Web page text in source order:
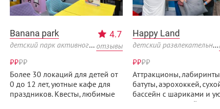
Banana park
детский парк активного отдыха
4.7
отзывы
₽₽₽₽
Более 30 локаций для детей от
0 до 12 лет, уютные кафе для
праздников. Квесты, любимые
Happy Land
детский развлекательный центр
₽₽₽₽
Аттракционы,
батуты, аэрохоккей,
бассейн с шариками и
зона для малышей.